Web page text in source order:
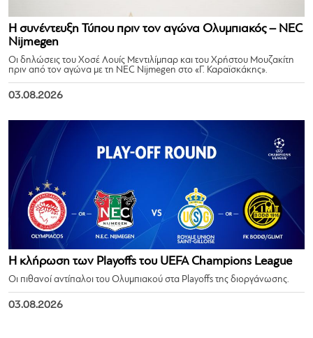
Η συνέντευξη Τύπου πριν τον αγώνα Ολυμπιακός – NEC
Nijmegen
Οι δηλώσεις του Χοσέ Λουίς Μεντιλίμπαρ και του Χρήστου Μουζακίτη
πριν από τον αγώνα με τη NEC Nijmegen στο «Γ. Καραϊσκάκης».
03.08.2026
Η κλήρωση των Playoffs του UEFA Champions League
Οι πιθανοί αντίπαλοι του Ολυμπιακού στα Playoffs της διοργάνωσης.
03.08.2026